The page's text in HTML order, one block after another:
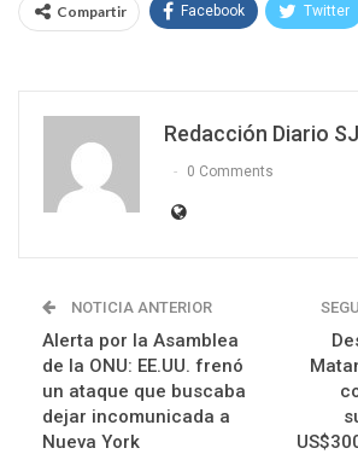
Compartir Facebook Twitter
Redacción Diario
0 Comments
NOTICIA ANTERIOR
Alerta por la Asamblea
de la ONU: EE.UU. frenó
un ataque que buscaba
dejar incomunicada a
Nueva York